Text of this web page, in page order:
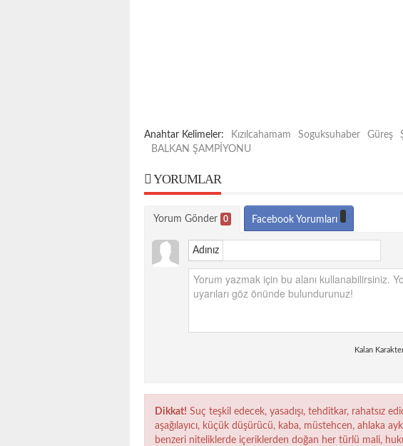
Anahtar Kelimeler: Kızılcahamam Soguksuhaber Güreş
BALKAN ŞAMPİYONU
YORUMLAR
Yorum Gönder 0 Facebook Yorumları
Adınız
Kalan
Dikkat! Suç teşkil edecek, yasadışı, tehditkar, rahatsız
aşağılayıcı, küçük düşürücü, kaba, müstehcen, ahlaka
benzeri niteliklerde içeriklerden doğan her türlü mali,